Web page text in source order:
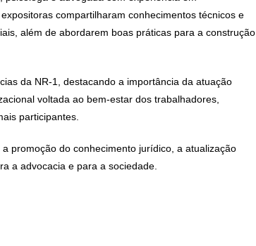
compartilharam conhecimentos técnicos e
além de abordarem boas práticas para a construção
da NR-1, destacando a importância da atuação
voltada ao bem-estar dos trabalhadores,
participantes.
promoção do conhecimento jurídico, a atualização
a advocacia e para a sociedade.